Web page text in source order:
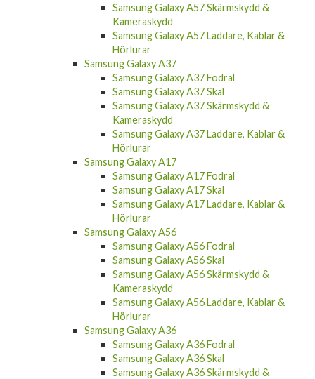
Samsung Galaxy A57 Skärmskydd &
Kameraskydd
Samsung Galaxy A57 Laddare, Kablar &
Hörlurar
Samsung Galaxy A37
Samsung Galaxy A37 Fodral
Samsung Galaxy A37 Skal
Samsung Galaxy A37 Skärmskydd &
Kameraskydd
Samsung Galaxy A37 Laddare, Kablar &
Hörlurar
Samsung Galaxy A17
Samsung Galaxy A17 Fodral
Samsung Galaxy A17 Skal
Samsung Galaxy A17 Laddare, Kablar &
Hörlurar
Samsung Galaxy A56
Samsung Galaxy A56 Fodral
Samsung Galaxy A56 Skal
Samsung Galaxy A56 Skärmskydd &
Kameraskydd
Samsung Galaxy A56 Laddare, Kablar &
Hörlurar
Samsung Galaxy A36
Samsung Galaxy A36 Fodral
Samsung Galaxy A36 Skal
Samsung Galaxy A36 Skärmskydd &